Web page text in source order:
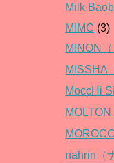
Milk
MIMC (3)
MINON（
MISSHA
MoccHi
nahrin（